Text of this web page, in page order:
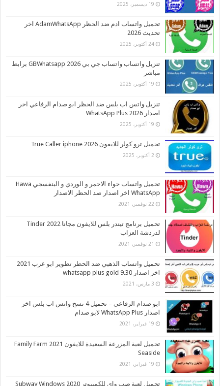
19 ديسمبر، 2025
تحميل واتساب ادم ضد الحظر AdamWhatsApp اخر
تحديث 2026
24 أكتوبر، 2025
تنزيل واتساب واتساب جي بي 2026 GBWhatsapp برابط
مباشر
19 أكتوبر، 2025
تنزيل واتس اب بلس ضد الحظر ابو صدام الرفاعي اخر
اصدار 2026 WhatsApp Plus
19 أكتوبر، 2025
تحميل ترو كولر للايفون 2026 True Caller iphone
2 أكتوبر، 2025
تحميل واتساب حواء الاحمر و الوردي و البنفسجي Hawa
WhatsApp اخر اصدار ضد الحظر الاصدار
22 نوفمبر، 2021
تحميل برنامج تيندر بلس للايفون مجانا 2022 Tinder
لدردشة العزاب
21 نوفمبر، 2021
تحميل واتساب الذهبي ضد الحظر تطوير ابو عرب 2021
اخر اصدار whatsapp plus gold 9.30
3 مارس، 2021
ابو صدام الرفاعي – تحميل 4 نسخ واتس اب بلس اخر
اصدار WhatsApp Plus لابو صدام
19 فبراير، 2021
تحميل لعبة المزرعة السعيدة للايفون 2021 Family Farm
Seaside
19 فبراير، 2021
تحميل لعبة صب واي للكمبيوتر 2020 Subway Windows